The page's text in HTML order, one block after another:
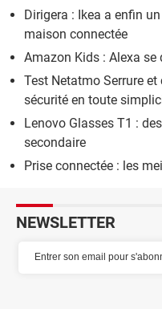
Dirigera : Ikea a enfin
maison connectée
Amazon Kids : Alexa
Test Netatmo Serrure
sécurité en toute
Lenovo Glasses T1 :
secondaire
Prise connectée : les
NEWSLETTER